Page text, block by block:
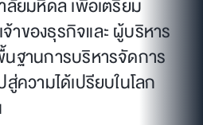
ยมหิดล เพื่อเตรียม
าของธุรกิจและ ผู้บริหาร
ฐานการบริหารจัดการ
ความได้เปรียบในโลก